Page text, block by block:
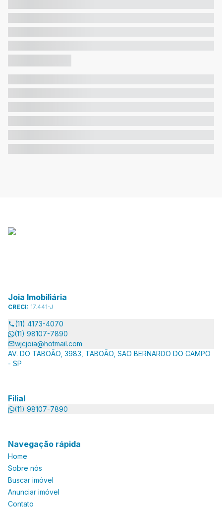
Joia Imobiliária
CRECI: 17.441-J
(11) 4173-4070
(11) 98107-7890
wjcjoia@hotmail.com
AV. DO TABOÃO, 3983, TABOÃO, SAO BERNARDO DO CAMPO
- SP
Filial
(11) 98107-7890
Navegação rápida
Home
Sobre nós
Buscar imóvel
Anunciar imóvel
Contato